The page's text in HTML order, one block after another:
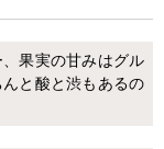
果実の甘みはグル
と酸と渋もあるの